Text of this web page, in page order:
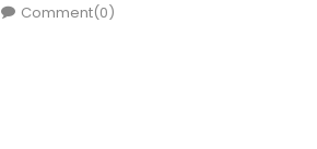
Comment(0)